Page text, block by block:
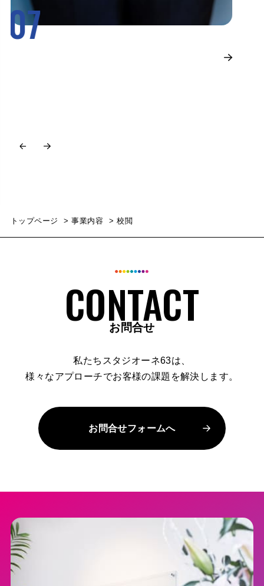
07
トップページ 事業内容 校閲
お問合せ
私たちスタジオーネ63は、
様々なアプローチでお客様の課題を解決します。
お問合せフォームへ